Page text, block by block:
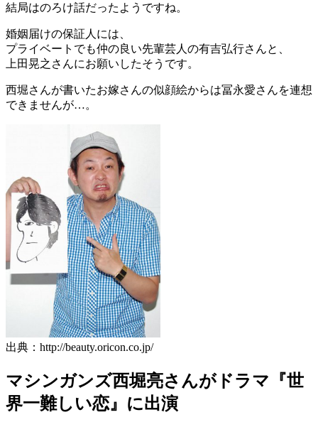
結局はのろけ話だったようですね。
婚姻届けの保証人には、
プライベートでも仲の良い先輩芸人の有吉弘行さんと、
上田晃之さんにお願いしたそうです。
西堀さんが書いたお嫁さんの似顔絵からは冨永愛さんを連想
できませんが…。
出典：http://beauty.oricon.co.jp/
マシンガンズ西堀亮さんがドラマ『世
界一難しい恋』に出演